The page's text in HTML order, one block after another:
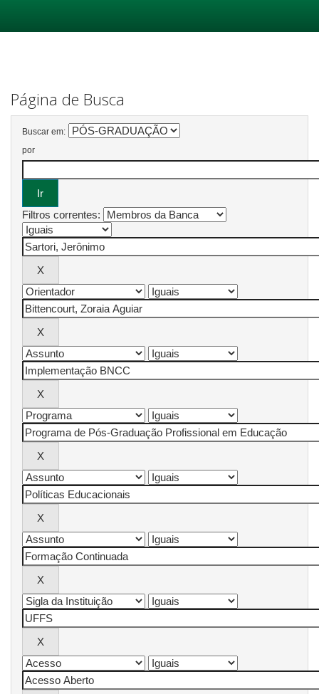
Página de Busca
Buscar em:
por
Filtros correntes: